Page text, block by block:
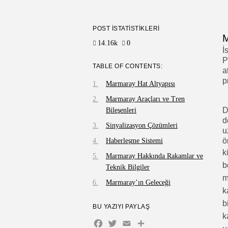
POST İSTATISTIKLERI
14.16k 0
TABLE OF CONTENTS:
Marmaray Hat Altyapısı
Marmaray Araçları ve Tren
Bileşenleri
Sinyalizasyon Çözümleri
Haberleşme Sistemi
Marmaray Hakkında Rakamlar ve
Teknik Bilgiler
Marmaray’ın Geleceği
BU YAZIYI PAYLAŞ